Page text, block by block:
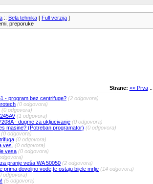
:: Bela tehnika [ Full verzija ]
preporuke
Strane: << Prva...
- program bez centrifuge? (2 odgovora)
(0 odgovora)
(0 odgovora)
(1 odgovora)
- dugme za ukljucivanje (0 odgovora)
masine? (Potreban programator) (0 odgovora)
(0 odgovora)
(0 odgovora)
ves. (0 odgovora)
vesa (0 odgovora)
pranje veša WA 50050 (2 odgovora)
prima dovoljno vode,te ostaju bijele mrlje (14 odgovora)
odgovora)
(5 odgovora)